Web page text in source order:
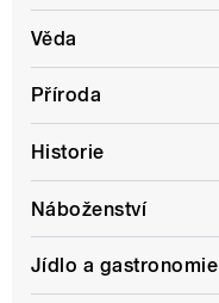
Věda
Příroda
Historie
Náboženství
Jídlo a gastronomie